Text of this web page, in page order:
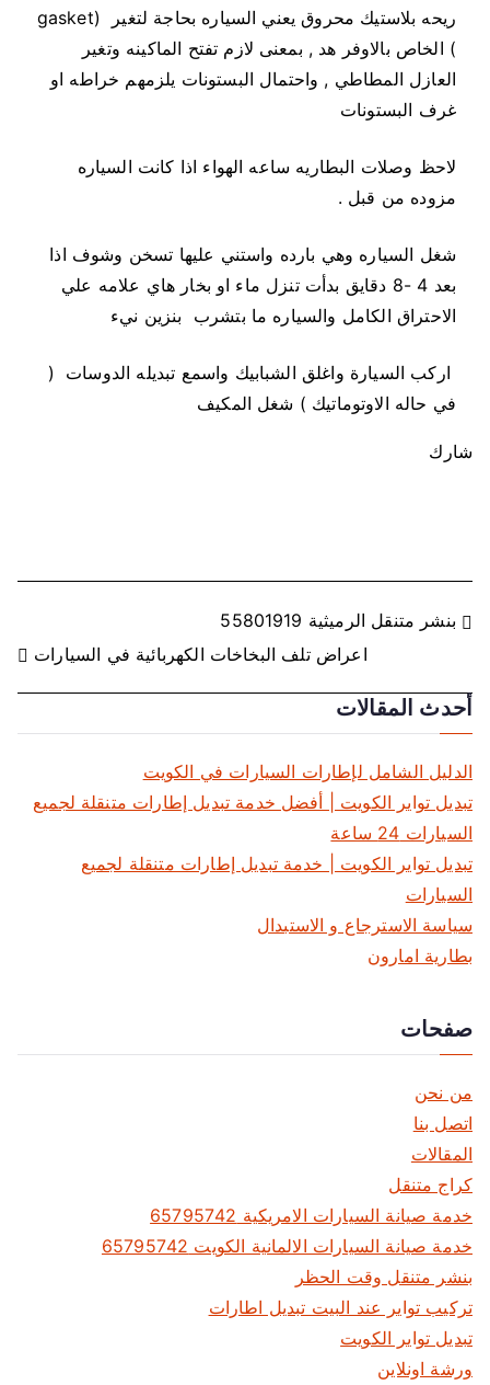
ريحه بلاستيك محروق يعني السياره بحاجة لتغير (gasket
) الخاص بالاوفر هد , بمعنى لازم تفتح الماكينه وتغير
العازل المطاطي , واحتمال البستونات يلزمهم خراطه او
غرف البستونات
لاحظ وصلات البطاريه ساعه الهواء اذا كانت السياره
مزوده من قبل .
شغل السياره وهي بارده واستني عليها تسخن وشوف اذا
بعد 4 -8 دقايق بدأت تنزل ماء او بخار هاي علامه علي
الاحتراق الكامل والسياره ما بتشرب بنزين نيء
اركب السيارة واغلق الشبابيك واسمع تبديله الدوسات (
في حاله الاوتوماتيك ) شغل المكيف
شارك
ت
فّ
ح
ا
ل
م
ق
ل
ا
ت
بنشر متنقل الرميثية 55801919
اعراض تلف البخاخات الكهربائية في السيارات
أحدث المقالات
الدليل الشامل لإطارات السيارات في الكويت
تبديل تواير الكويت | أفضل خدمة تبديل إطارات متنقلة لجميع
السيارات 24 ساعة
تبديل تواير الكويت | خدمة تبديل إطارات متنقلة لجميع
السيارات
سياسة الاسترجاع و الاستبدال
بطارية امارون
صفحات
من نحن
اتصل بنا
المقالات
كراج متنقل
خدمة صيانة السيارات الامريكية 65795742
خدمة صيانة السيارات الالمانية الكويت 65795742
بنشر متنقل وقت الحظر
تركيب تواير عند البيت تبديل اطارات
تبديل تواير الكويت
ورشة اونلاين